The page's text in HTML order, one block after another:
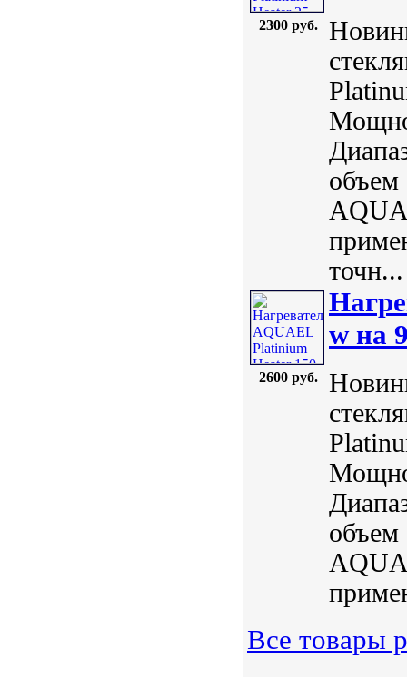
2300 руб.
объем
точн...
2600 руб.
w на
объем
Все товары